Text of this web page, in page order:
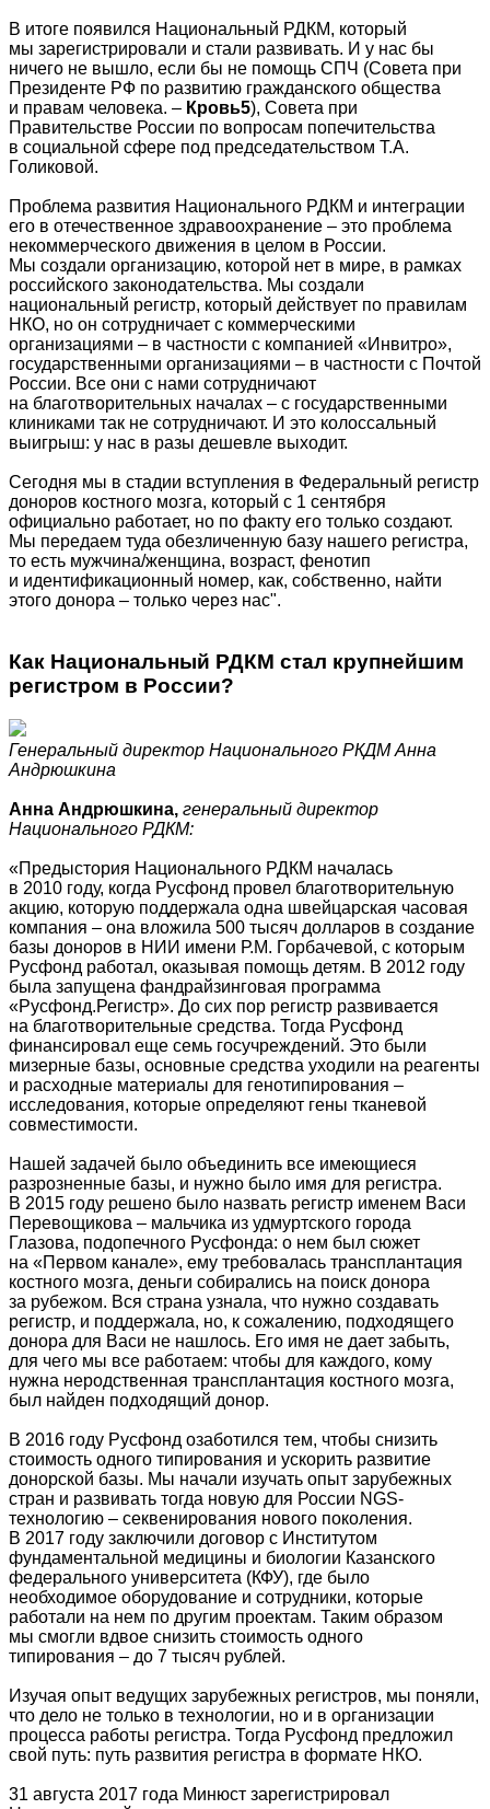
В итоге появился Национальный РДКМ, который
мы зарегистрировали и стали развивать. И у нас бы
ничего не вышло, если бы не помощь СПЧ (Совета при
Президенте РФ по развитию гражданского общества
и правам человека. – Кровь5), Cовета при
Правительстве России по вопросам попечительства
в социальной сфере под председательством Т.А.
Голиковой.
Проблема развития Национального РДКМ и интеграции
его в отечественное здравоохранение – это проблема
некоммерческого движения в целом в России.
Мы создали организацию, которой нет в мире, в рамках
российского законодательства. Мы создали
национальный регистр, который действует по правилам
НКО, но он сотрудничает с коммерческими
организациями – в частности с компанией «Инвитро»,
государственными организациями – в частности с Почтой
России. Все они с нами сотрудничают
на благотворительных началах – с государственными
клиниками так не сотрудничают. И это колоссальный
выигрыш: у нас в разы дешевле выходит.
Сегодня мы в стадии вступления в Федеральный регистр
доноров костного мозга, который с 1 сентября
официально работает, но по факту его только создают.
Мы передаем туда обезличенную базу нашего регистра,
то есть мужчина/женщина, возраст, фенотип
и идентификационный номер, как, собственно, найти
этого донора – только через нас".
Как Национальный РДКМ стал крупнейшим
регистром в России?
Генеральный директор Национального РКДМ Анна
Андрюшкина
Анна Андрюшкина, генеральный директор
Национального РДКМ:
«Предыстория Национального РДКМ началась
в 2010 году, когда Русфонд провел благотворительную
акцию, которую поддержала одна швейцарская часовая
компания – она вложила 500 тысяч долларов в создание
базы доноров в НИИ имени Р.М. Горбачевой, с которым
Русфонд работал, оказывая помощь детям. В 2012 году
была запущена фандрайзинговая программа
«Русфонд.Регистр». До сих пор регистр развивается
на благотворительные средства. Тогда Русфонд
финансировал еще семь госучреждений. Это были
мизерные базы, основные средства уходили на реагенты
и расходные материалы для генотипирования –
исследования, которые определяют гены тканевой
совместимости.
Нашей задачей было объединить все имеющиеся
разрозненные базы, и нужно было имя для регистра.
В 2015 году решено было назвать регистр именем Васи
Перевощикова – мальчика из удмуртского города
Глазова, подопечного Русфонда: о нем был сюжет
на «Первом канале», ему требовалась трансплантация
костного мозга, деньги собирались на поиск донора
за рубежом. Вся страна узнала, что нужно создавать
регистр, и поддержала, но, к сожалению, подходящего
донора для Васи не нашлось. Его имя не дает забыть,
для чего мы все работаем: чтобы для каждого, кому
нужна неродственная трансплантация костного мозга,
был найден подходящий донор.
В 2016 году Русфонд озаботился тем, чтобы снизить
стоимость одного типирования и ускорить развитие
донорской базы. Мы начали изучать опыт зарубежных
стран и развивать тогда новую для России NGS-
технологию – секвенирования нового поколения.
В 2017 году заключили договор с Институтом
фундаментальной медицины и биологии Казанского
федерального университета (КФУ), где было
необходимое оборудование и сотрудники, которые
работали на нем по другим проектам. Таким образом
мы смогли вдвое снизить стоимость одного
типирования – до 7 тысяч рублей.
Изучая опыт ведущих зарубежных регистров, мы поняли,
что дело не только в технологии, но и в организации
процесса работы регистра. Тогда Русфонд предложил
свой путь: путь развития регистра в формате НКО.
31 августа 2017 года Минюст зарегистрировал